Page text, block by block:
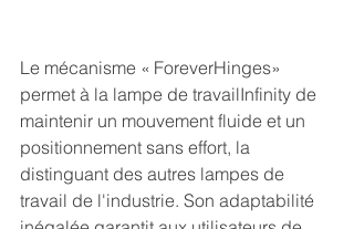
Le mécanisme « ForeverHinges»
permet à la lampe de travailInfinity de
maintenir un mouvement fluide et un
positionnement sans effort, la
distinguant des autres lampes de
travail de l'industrie. Son adaptabilité